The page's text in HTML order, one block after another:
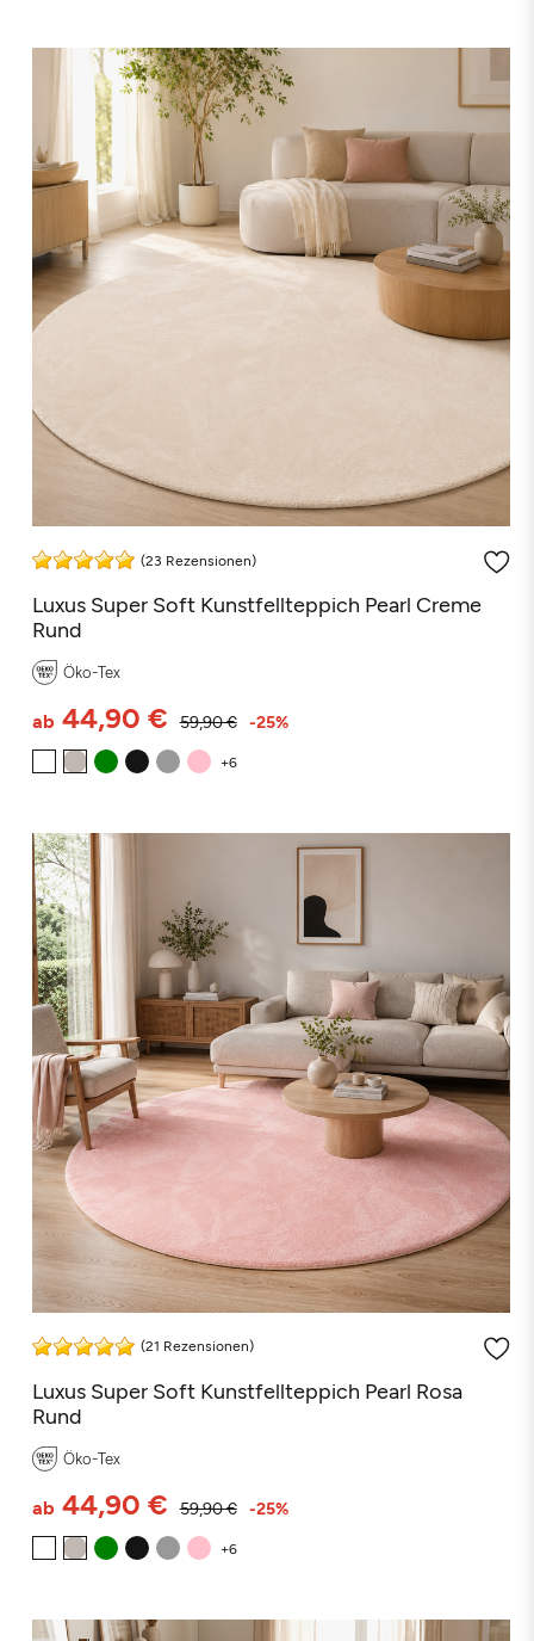
(23 Rezensionen)
Luxus Super Soft Kunstfellteppich Pearl Creme
Rund
Öko-Tex
59,90 €
ab 44,90 € -25%
(21 Rezensionen)
Luxus Super Soft Kunstfellteppich Pearl Rosa
Rund
Öko-Tex
59,90 €
ab 44,90 € -25%